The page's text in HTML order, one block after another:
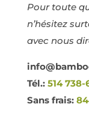
Pour toute
n’hésitez
avec nous
Tél.: 514
Sans frais: